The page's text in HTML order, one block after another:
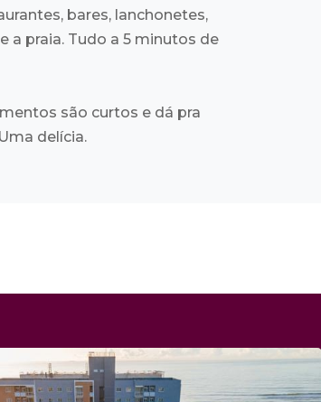
bares, lanchonetes,
a praia. Tudo a 5 minutos de
são curtos e dá pra
delícia.